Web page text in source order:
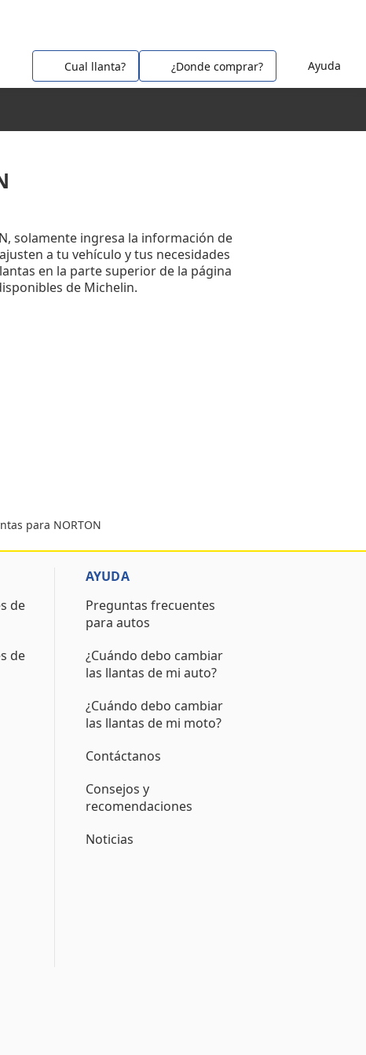
Ayuda
Cual llanta? ¿Donde comprar?
solamente ingresa la información de
a tu vehículo y tus necesidades
en la parte superior de la página
de Michelin.
para NORTON
de
de
AYUDA
Preguntas frecuentes
para autos
¿Cuándo debo cambiar
las llantas de mi auto?
¿Cuándo debo cambiar
las llantas de mi moto?
Contáctanos
Consejos y
recomendaciones
Noticias